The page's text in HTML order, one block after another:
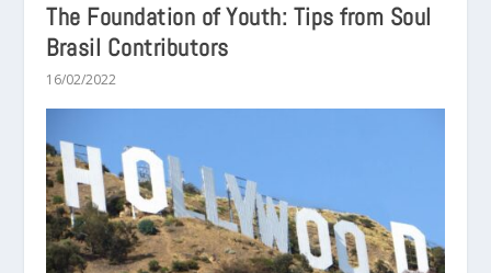
The Foundation of Youth: Tips from Soul
Brasil Contributors
16/02/2022